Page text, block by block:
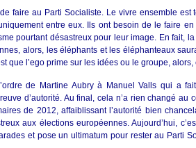
faire au Parti Socialiste. Le vivre ensemble
entre eux. Ils ont besoin de le faire
pourtant désastreux pour leur image. En fait,
alors, les éléphants et les éléphanteaux
que l’ego prime sur les idées ou le groupe,
de Martine Aubry à Manuel Valls qui a
d’autorité. Au final, cela n’a rien changé au
de 2012, affaiblissant l’autorité bien
aux élections européennes. Aujourd’hui,
et pose un ultimatum pour rester au Parti